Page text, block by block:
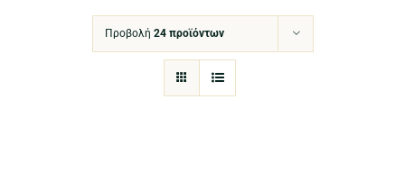
Προβολή 24 προϊόντων